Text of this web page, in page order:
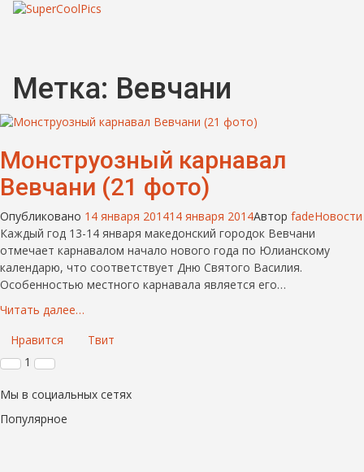
Метка: Вевчани
Монструозный карнавал
Вевчани (21 фото)
Опубликовано 14 января 201414 января 2014Автор fadeНовости
Каждый год 13-14 января македонский городок Вевчани
отмечает карнавалом начало нового года по Юлианскому
календарю, что соответствует Дню Святого Василия.
Особенностью местного карнавала является его…
Читать далее…
Нравится
Твит
1
Мы в социальных сетях
Популярное